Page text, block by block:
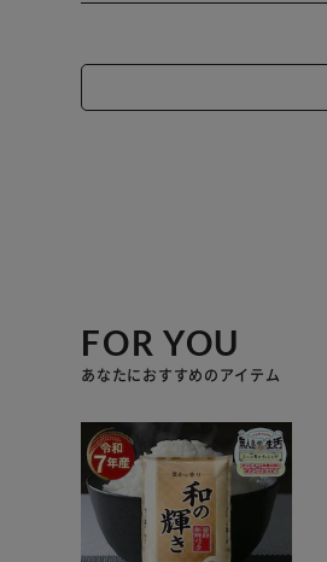
FOR YOU
あなたにおすすめのアイテム